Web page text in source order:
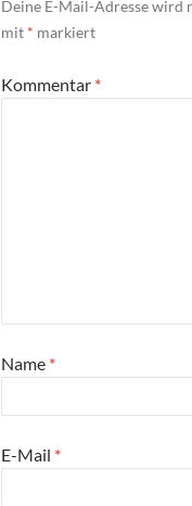
Deine E-Mail-Adresse
mit * markiert
Kommentar *
Name *
E-Mail *